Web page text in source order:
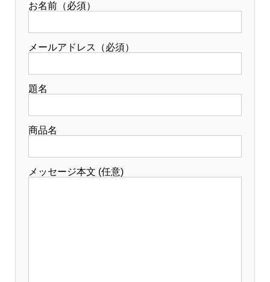
お名前（必須）
メールアドレス（必須）
題名
商品名
メッセージ本文 (任意)